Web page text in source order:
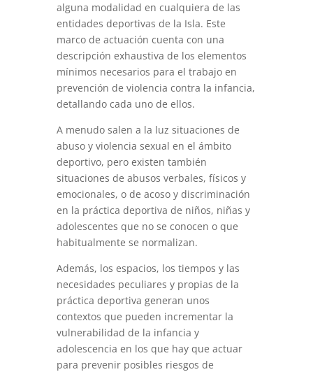
alguna modalidad en cualquiera de las
entidades deportivas de la Isla. Este
marco de actuación cuenta con una
descripción exhaustiva de los elementos
mínimos necesarios para el trabajo en
prevención de violencia contra la infancia,
detallando cada uno de ellos.
A menudo salen a la luz situaciones de
abuso y violencia sexual en el ámbito
deportivo, pero existen también
situaciones de abusos verbales, físicos y
emocionales, o de acoso y discriminación
en la práctica deportiva de niños, niñas y
adolescentes que no se conocen o que
habitualmente se normalizan.
Además, los espacios, los tiempos y las
necesidades peculiares y propias de la
práctica deportiva generan unos
contextos que pueden incrementar la
vulnerabilidad de la infancia y
adolescencia en los que hay que actuar
para prevenir posibles riesgos de